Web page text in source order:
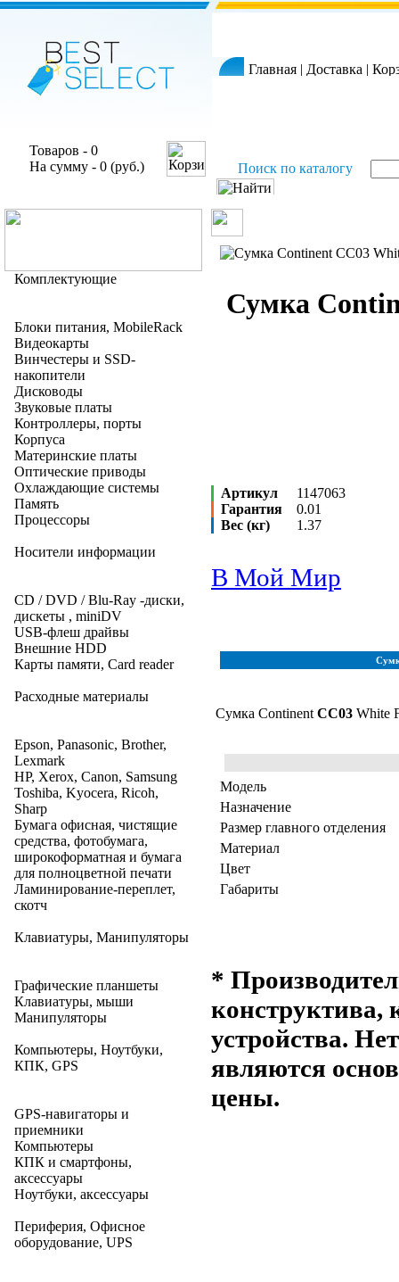
Главная | Доставка |
Товаров - 0
На сумму - 0 (руб.)
Поиск по каталогу
Комплектующие
Блоки питания, MobileRack
Видеокарты
Винчестеры и SSD-
накопители
Дисководы
Звуковые платы
Контроллеры, порты
Корпуса
Материнские платы
Оптические приводы
Охлаждающие системы
Память
Процессоры
Носители информации
CD / DVD / Blu-Ray -диски,
дискеты , miniDV
USB-флеш драйвы
Внешние HDD
Карты памяти, Card reader
Расходные материалы
Epson, Panasonic, Brother,
Lexmark
HP, Xerox, Canon, Samsung
Toshiba, Kyocera, Ricoh,
Sharp
Бумага офисная, чистящие
средства, фотобумага,
широкоформатная и бумага
для полноцветной печати
Ламинирование-переплет,
скотч
Клавиатуры, Манипуляторы
Графические планшеты
Клавиатуры, мыши
Манипуляторы
Компьютеры, Ноутбуки,
КПК, GPS
GPS-навигаторы и
приемники
Компьютеры
КПК и смартфоны,
аксессуары
Ноутбуки, аксессуары
Периферия, Офисное
оборудование, UPS
Сумка
Артикул
1147063
Гарантия
0.01
Вес (кг)
1.37
В Мой Мир
Сумка Continent CC03 White
Модель
Назначение
Размер главного отделения
Материал
Цвет
Габариты
*
конструктива,
устройства.
являются
цены.